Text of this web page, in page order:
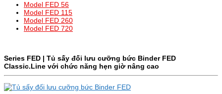
Model FED 56
Model FED 115
Model FED 260
Model FED 720
Series FED | Tủ sấy đối lưu cưỡng bức Binder FED
Classic.Line với chức năng hẹn giờ nâng cao